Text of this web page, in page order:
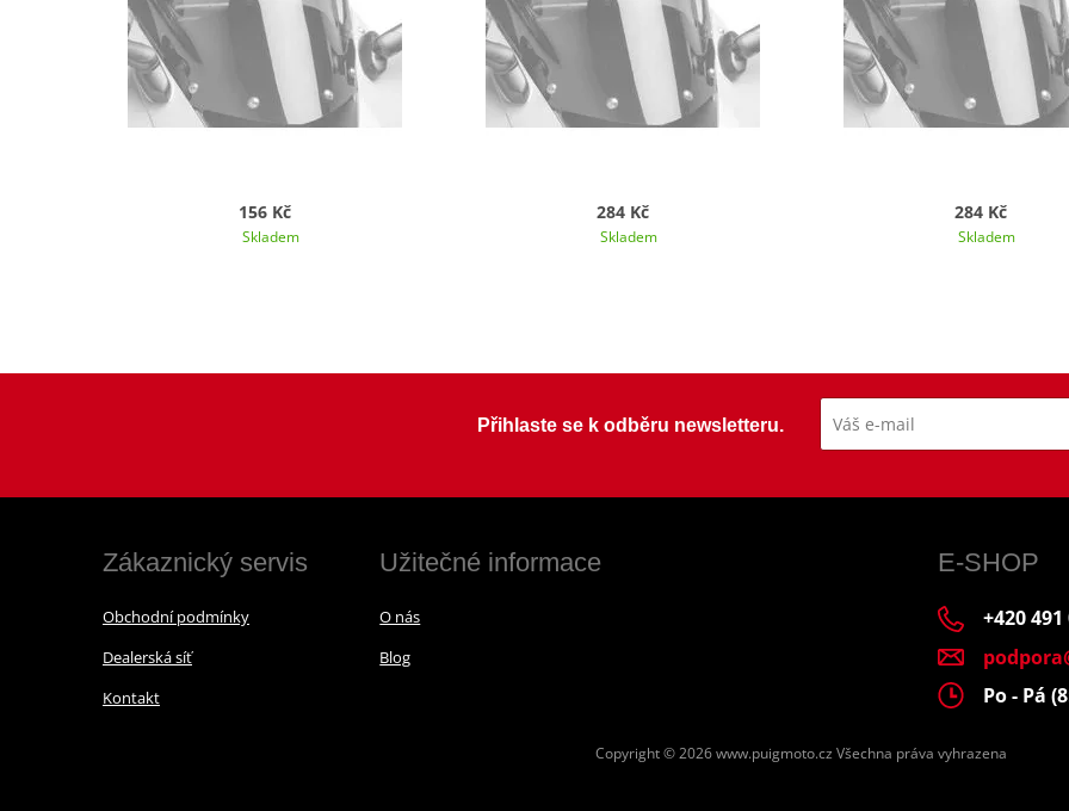
156 Kč
Skladem
284 Kč
Skladem
284 Kč
Skladem
Přihlaste se k odběru newsletteru.
Zákaznický servis
Obchodní podmínky
Dealerská síť
Kontakt
Užitečné informace
O nás
Blog
E-SHOP
+420 491
Po - Pá
Copyright © 2026 www.puigmoto.cz Všechna práva vyhrazena